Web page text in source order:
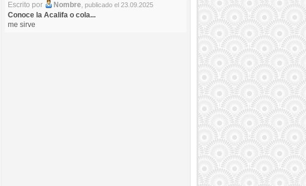
Escrito por
Nombre, publicado el 23.09.2025
Conoce la Acalifa o cola...
me sirve